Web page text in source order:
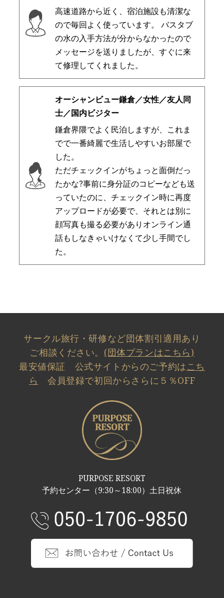
高速道路から近く、宿泊施設も清潔な
ので毎回よく使っています。 バスタブ
の水の入手方法が分からなかったので
メッセージを送りましたが、すぐに来
て修理してくれました。
オーシャンビュー鎌倉／女性／友人同
士／国内ビジター
鎌倉界隈でよく民泊しますが、これま
でで一番綺麗で生活しやすいお部屋で
した。
ただチェックインがちょっと面倒だっ
たかな?事前に身分証のコピーなども送
っていたのに、チェックイン時に再度
アップロードが必要で、それとは別に
顔写真も撮る必要がありオンライン通
話もしなきゃいけなくて少し手間でし
た。
サークル旅行・研修など団体割引適用あり
ご相談ください。 (団体プランはこちら)
最安値保証 公式サイトからのご予約は こち
ら
会員登録で初回からさらに５％OFF
PURPOSE RESORT
予約センター（9:30～18:00）土日祝休